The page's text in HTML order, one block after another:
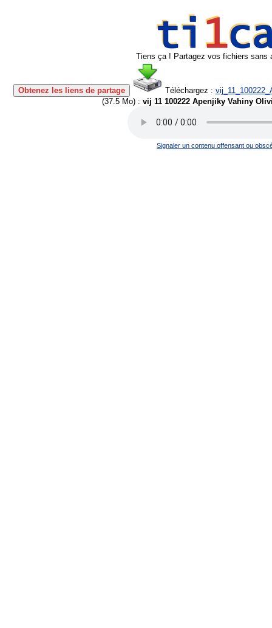
Tiens ça ! Partagez vos fichiers sans
Obtenez les liens de partage Téléchargez :
(37.5 Mo) : vij 11 100222 Apenjiky Vahiny
Signaler un contenu offensant ou